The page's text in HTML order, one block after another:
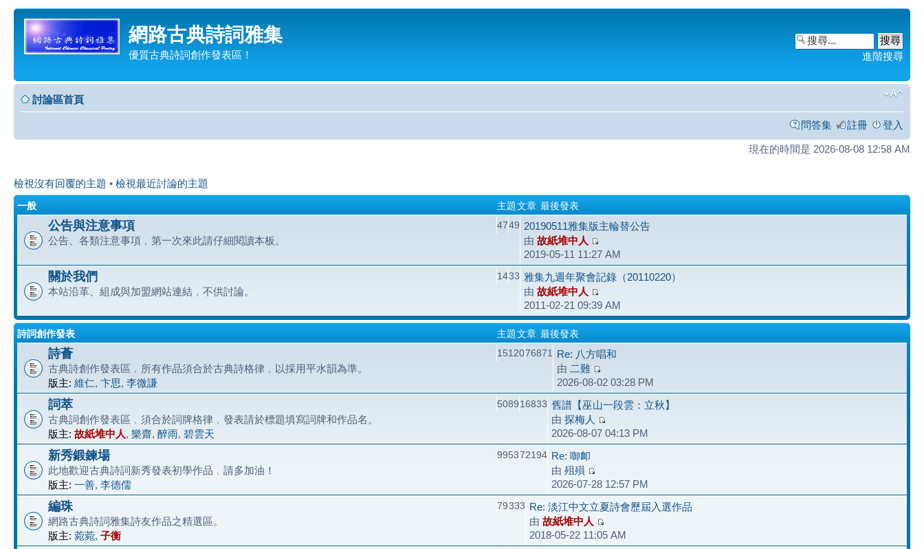
網路古典詩詞雅集
優質古典詩詞創作發表區！ 進階搜尋
討論區首頁
問答集 註冊 登入
現在的時間是 2026-08-08 12:58 AM
檢視沒有回覆的主題 • 檢視最近討論的主題
一般 主題文章 最後發表
公告與注意事項
公告、各類注意事項﹐第一次來此請仔細閱讀本板。
4749 20190511雅集版主輪替公告
由 故紙堆中人
2019-05-11 11:27 AM
關於我們
本站沿革、組成與加盟網站連結﹐不供討論。
1433 雅集九週年聚會記錄（20110220）
由 故紙堆中人
2011-02-21 09:39 AM
詩詞創作發表 主題文章 最後發表
詩薈
古典詩創作發表區﹐所有作品須合於古典詩格律﹐以採用平水韻為準。
版主: 維仁, 卞思, 李微謙
1512076871
Re: 八方唱和
由 二難
2026-08-02 03:28 PM
詞萃
古典詞創作發表區﹐須合於詞牌格律﹐發表請於標題填寫詞牌和作品名。
版主: 故紙堆中人, 樂齋, 醉雨, 碧雲天
508916833 舊譜【巫山一段雲：立秋】
由 探梅人
2026-08-07 04:13 PM
新秀鍛鍊場
此地歡迎古典詩詞新秀發表初學作品﹐請多加油！
版主: 一善, 李德儒
995372194 Re: 啣卹
由 殂殞
2026-07-28 12:57 PM
編珠
網路古典詩詞雅集詩友作品之精選區。
版主: 菀菀, 子衡
79333 Re: 淡江中文立夏詩會歷屆入選作品
由 故紙堆中人
2018-05-22 11:05 AM